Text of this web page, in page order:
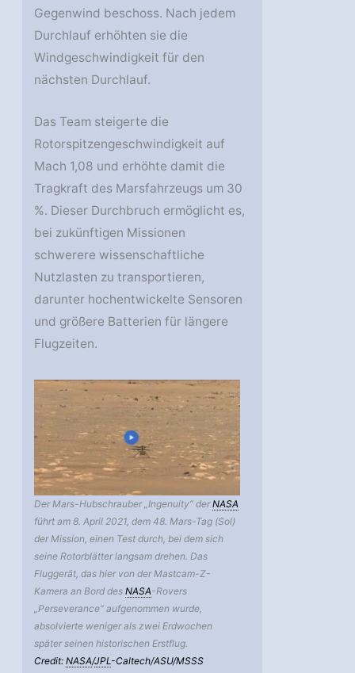
Gegenwind beschoss. Nach jedem
Durchlauf erhöhten sie die
Windgeschwindigkeit für den
nächsten Durchlauf.
Das Team steigerte die
Rotorspitzengeschwindigkeit auf
Mach 1,08 und erhöhte damit die
Tragkraft des Marsfahrzeugs um 30
%. Dieser Durchbruch ermöglicht es,
bei zukünftigen Missionen
schwerere wissenschaftliche
Nutzlasten zu transportieren,
darunter hochentwickelte Sensoren
und größere Batterien für längere
Flugzeiten.
Der Mars-Hubschrauber „Ingenuity“ derNASA
führt am 8. April 2021, dem 48. Mars-Tag (Sol)
der Mission, einen Test durch, bei dem sich
seine Rotorblätter langsam drehen. Das
Fluggerät, das hier von der Mastcam-Z-
Kamera an Bord desNASA-Rovers
„Perseverance“ aufgenommen wurde,
absolvierte weniger als zwei Erdwochen
später seinen historischen Erstflug.
Credit:NASA/JPL -Caltech/ASU/MSSS